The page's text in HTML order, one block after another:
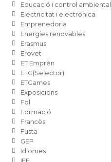
Educació i control ambiental
Electricitat i electrònica
Emprenedoria
Energies renovables
Erasmus
Erovet
ET Emprèn
ETG(Selector)
ETGames
Exposicions
Fol
Formació
Francès
Fusta
GEP
Idiomes